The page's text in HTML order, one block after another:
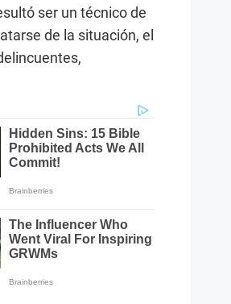
ser un técnico de
de la situación, el